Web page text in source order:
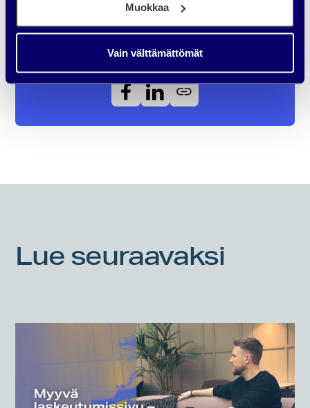
Muokkaa
Vain välttämättömät
Lue seuraavaksi